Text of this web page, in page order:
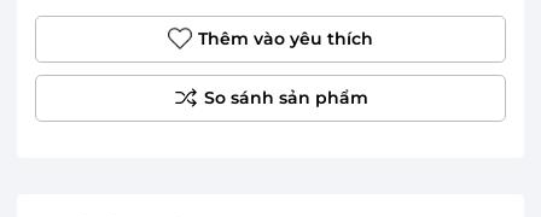
Thêm vào yêu thích